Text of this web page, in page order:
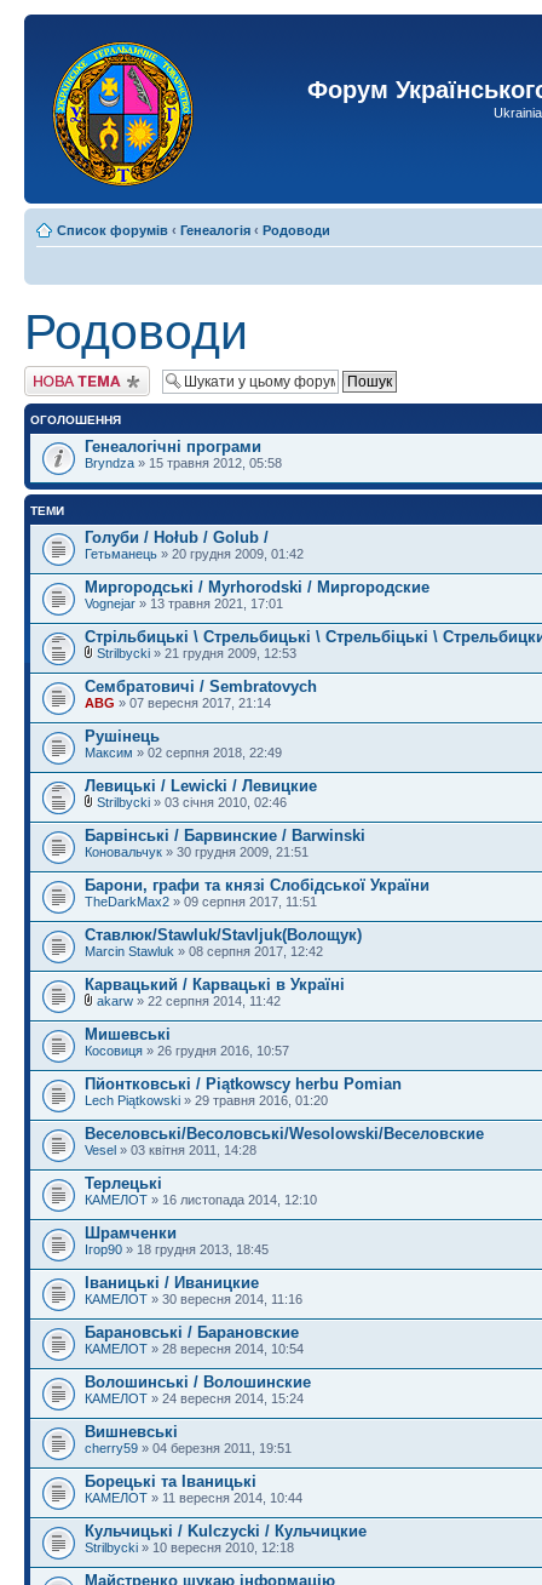
Форум
Список форумів ‹ Генеалогія ‹ Родоводи
Родоводи
Створити нову тему
ОГОЛОШЕННЯ
Генеалогічні програми
Bryndza » 15 травня 2012, 05:58
ТЕМИ
Голуби / Hołub / Golub /
Гетьманець » 20 грудня 2009, 01:42
Миргородські / Myrhorodski / Миргородские
Vognejar » 13 травня 2021, 17:01
Стрільбицькі \ Стрельбицькі \ Стрельбіцькі \
Strilbycki » 21 грудня 2009, 12:53
Сембратовичі / Sembratovych
ABG » 07 вересня 2017, 21:14
Рушінець
Максим » 02 серпня 2018, 22:49
Левицькі / Lewicki / Левицкие
Strilbycki » 03 січня 2010, 02:46
Барвінські / Барвинские / Barwinski
Коновальчук » 30 грудня 2009, 21:51
Барони, графи та князі Слобідської України
TheDarkMax2 » 09 серпня 2017, 11:51
Ставлюк/Stawluk/Stavljuk(Волощук)
Marcin Stawluk » 08 серпня 2017, 12:42
Карвацький / Карвацькі в Україні
akarw » 22 серпня 2014, 11:42
Мишевські
Косовиця » 26 грудня 2016, 10:57
Пйонтковські / Piątkowscy herbu Pomian
Lech Piątkowski » 29 травня 2016, 01:20
Веселовські/Весоловські/Wesolowski/Веселовские
Vesel » 03 квітня 2011, 14:28
Терлецькi
КАМЕЛОТ » 16 листопада 2014, 12:10
Шрамченки
Ігор90 » 18 грудня 2013, 18:45
Iваницькi / Иваницкие
КАМЕЛОТ » 30 вересня 2014, 11:16
Барановські / Барановские
КАМЕЛОТ » 28 вересня 2014, 10:54
Волошинські / Волошинские
КАМЕЛОТ » 24 вересня 2014, 15:24
Вишневські
cherry59 » 04 березня 2011, 19:51
Борецькi та Iваницькi
КАМЕЛОТ » 11 вересня 2014, 10:44
Кульчицькі / Kulczycki / Кульчицкие
Strilbycki » 10 вересня 2010, 12:18
Майстренко шукаю інформацію